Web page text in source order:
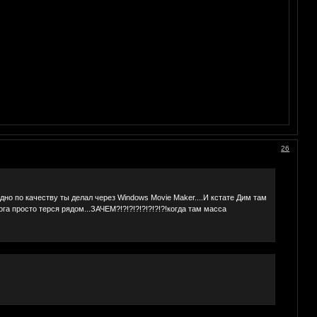
26
по качеству ты делал через Windows Movie Maker....И кстате Дим там
просто терся рядом...ЗАЧЕМ?!?!?!?!?!?!?!?!когда там масса